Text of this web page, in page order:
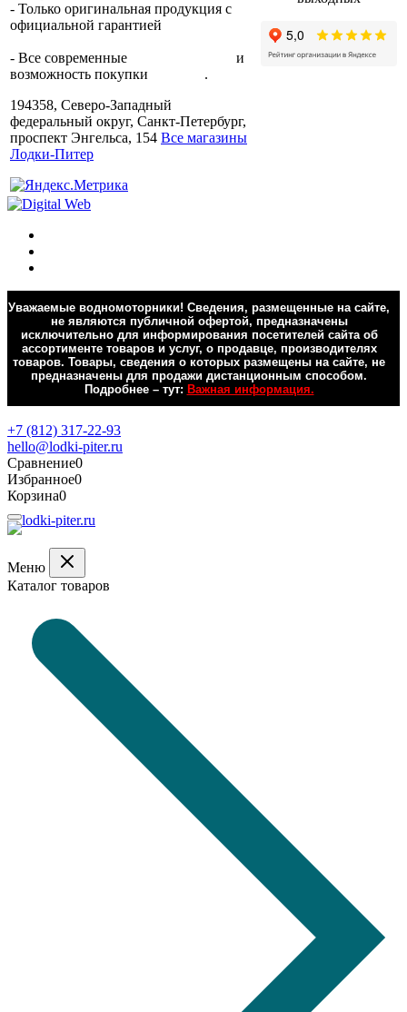
- Только оригинальная продукция с
официальной гарантией
- Все современные
и
возможность покупки
.
194358, Северо-Западный
федеральный округ, Санкт-Петербург,
проспект Энгельса, 154 Все магазины
Лодки-Питер
Уважаемые водномоторники! Сведения, размещенные на сайте,
не являются публичной офертой, предназначены
исключительно для информирования посетителей сайта об
ассортименте товаров и услуг, о продавце, производителях
товаров. Товары, сведения о которых размещены на сайте, не
предназначены для продажи дистанционным способом.
Подробнее – тут: Важная информация.
+7 (812) 317-22-93
hello@lodki-piter.ru
Сравнение0
Избранное0
Корзина0
Меню
Каталог товаров